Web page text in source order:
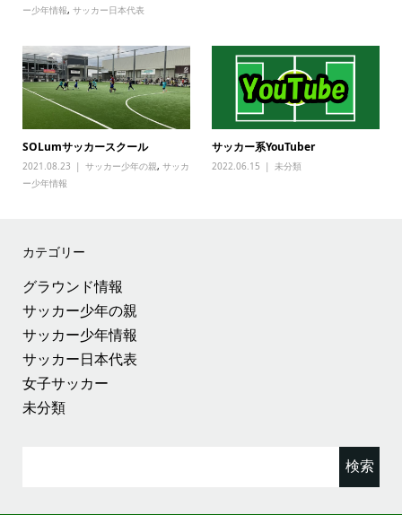
ー少年情報, サッカー日本代表
SOLumサッカースクール
2021.08.23 サッカー少年の親, サッカ
ー少年情報
サッカー系YouTuber
2022.06.15 未分類
カテゴリー
グラウンド情報
サッカー少年の親
サッカー少年情報
サッカー日本代表
女子サッカー
未分類